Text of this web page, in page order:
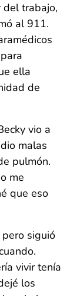
del trabajo,
al 911.
ella
de
vio a
malas
pulmón.
me
que eso
siguió
vivir tenía
los